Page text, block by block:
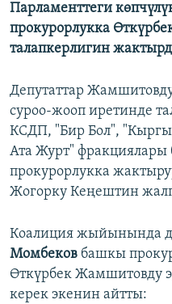
Парламенттеги
прокурорлукка
талапкерлигин
Депутаттар
суроо-жооп иретинде
КСДП, "Бир Бол",
Ата Журт"
прокурорлукка
Жогорку Кеңештин
Коалиция жыйынында
Момбеков башкы
Өткүрбек Жамшитовду
керек экенин айтты: